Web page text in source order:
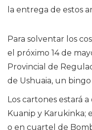
la entrega de estos
Para solventar los
el próximo 14 de
Provincial de
de Ushuaia, un
Los cartones estará
Kuanip y Karukinka;
o en cuartel de